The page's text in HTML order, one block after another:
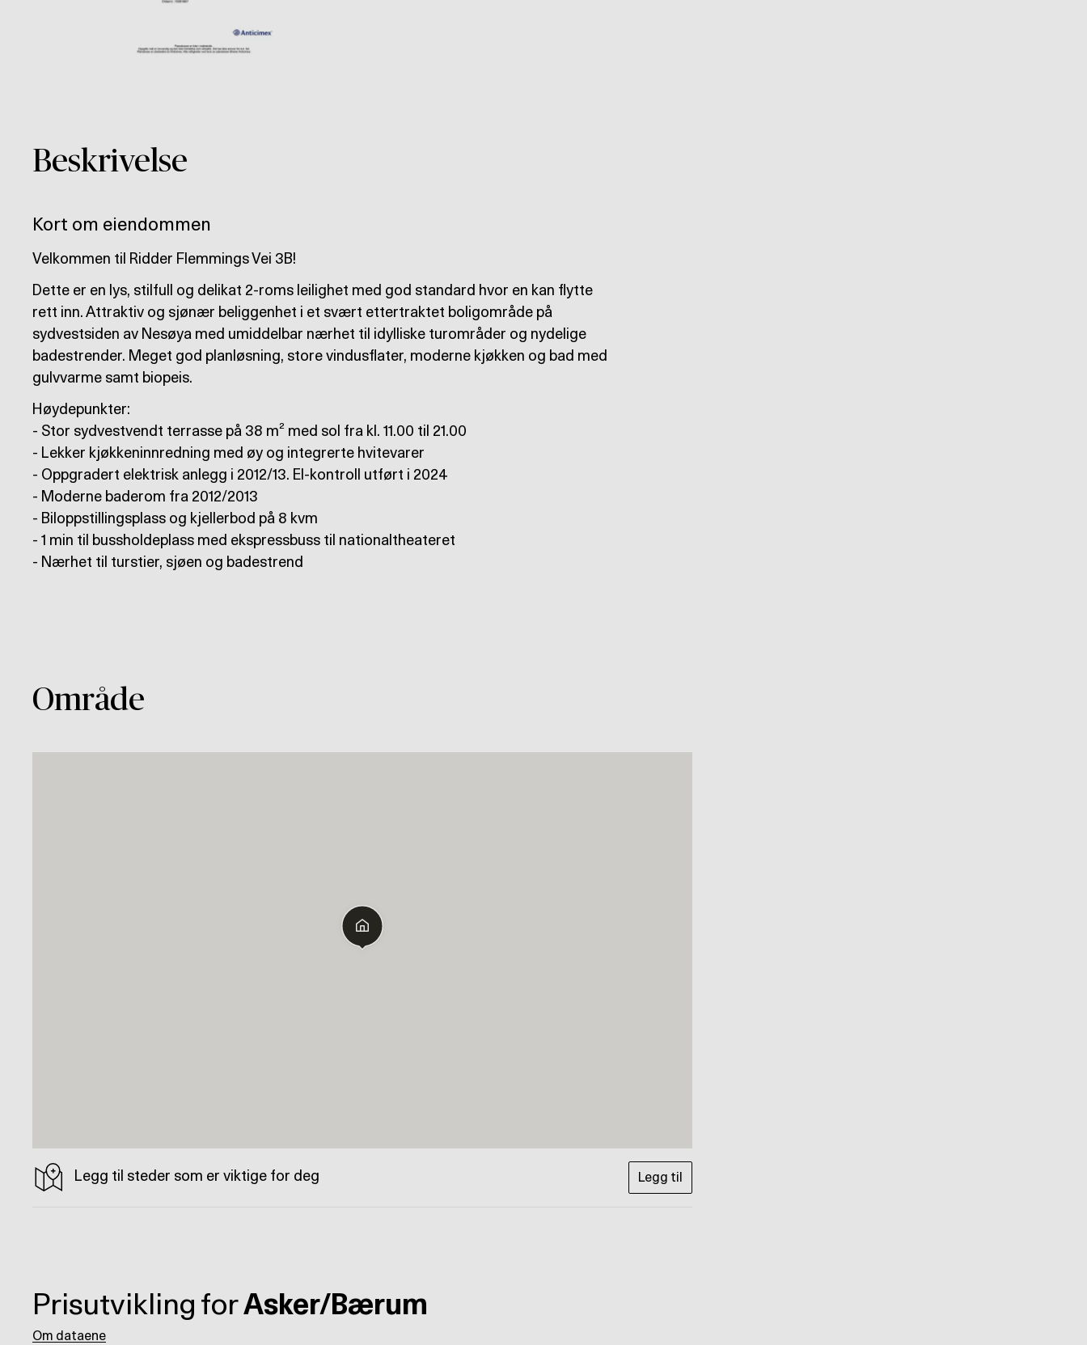
Beskrivelse
Kort om eiendommen
Velkommen til Ridder Flemmings Vei 3B!
Dette er en lys, stilfull og delikat 2-roms leilighet med god standard hvor en kan flytte
rett inn. Attraktiv og sjønær beliggenhet i et svært ettertraktet boligområde på
sydvestsiden av Nesøya med umiddelbar nærhet til idylliske turområder og nydelige
badestrender. Meget god planløsning, store vindusflater, moderne kjøkken og bad med
gulvvarme samt biopeis.
Høydepunkter:
- Stor sydvestvendt terrasse på 38 m² med sol fra kl. 11.00 til 21.00
- Lekker kjøkkeninnredning med øy og integrerte hvitevarer
- Oppgradert elektrisk anlegg i 2012/13. El-kontroll utført i 2024
- Moderne baderom fra 2012/2013
- Biloppstillingsplass og kjellerbod på 8 kvm
- 1 min til bussholdeplass med ekspressbuss til nationaltheateret
- Nærhet til turstier, sjøen og badestrend
Område
Legg til steder som er viktige for deg Legg til
Prisutvikling forAsker/Bærum
Om dataene